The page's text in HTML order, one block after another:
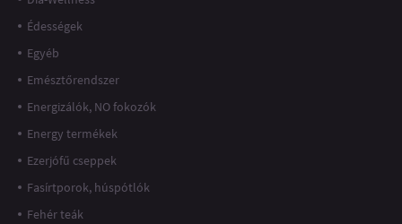
Édességek
Egyéb
Emésztőrendszer
Energizálók, NO fokozók
Energy termékek
Ezerjófű cseppek
Fasírtporok, húspótlók
Fehér teák